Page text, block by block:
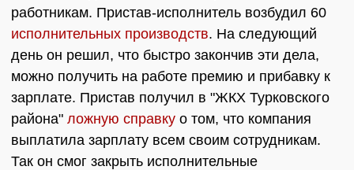
работникам. Пристав-исполнитель возбудил 60
исполнительных производств. На следующий
день он решил, что быстро закончив эти дела,
можно получить на работе премию и прибавку к
зарплате. Пристав получил в "ЖКХ Турковского
района" ложную справку о том, что компания
выплатила зарплату всем своим сотрудникам.
Так он смог закрыть исполнительные